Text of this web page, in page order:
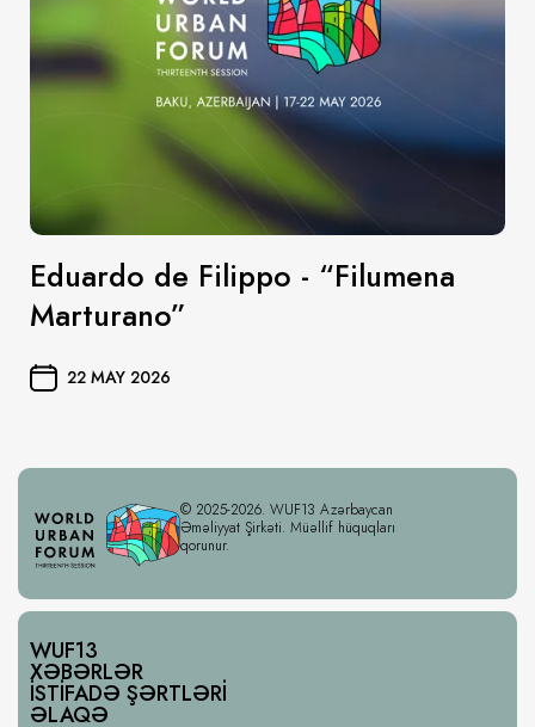
Eduardo de Filippo - “Filumena
Marturano”
22 MAY 2026
© 2025-2026. WUF13 Azərbaycan
Əməliyyat Şirkəti. Müəllif hüquqları
qorunur.
WUF13
XƏBƏRLƏR
İSTIFADƏ ŞƏRTLƏRI
ƏLAQƏ